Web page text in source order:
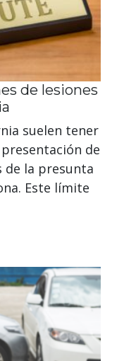
de lesiones
suelen tener
de
de la presunta
Este límite